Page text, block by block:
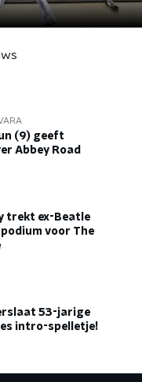
(9) geeft
Abbey Road
trekt ex-Beatle
voor The
53-jarige
intro-spelletje!